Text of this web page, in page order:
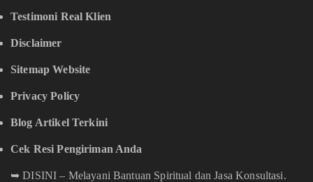
Testimoni Real Klien
Disclaimer
Sitemap Website
Privacy Policy
Blog Artikel Terkini
Cek Resi Pengiriman Anda
➥ DISINI – Melayani Bantuan Spiritual dan Jasa Konsultasi.